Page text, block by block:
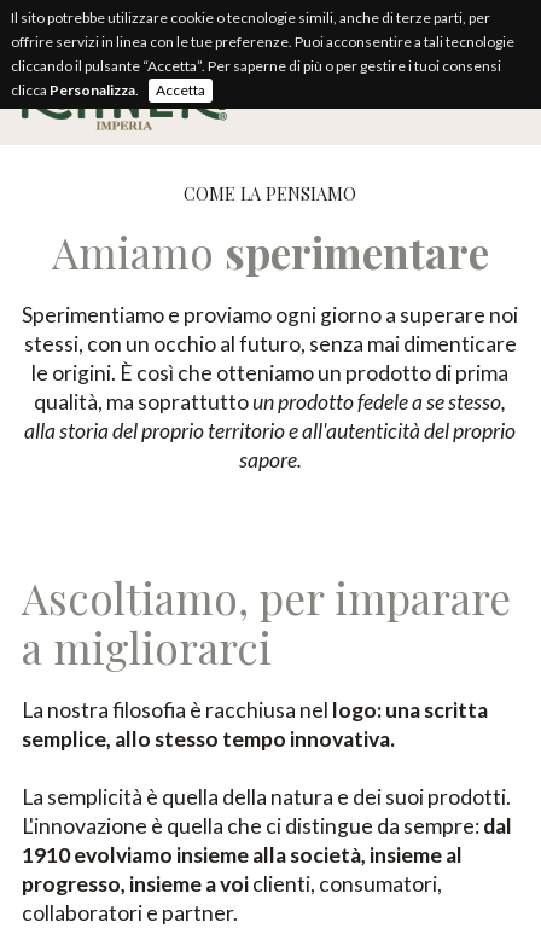
COME LA PENSIAMO
Amiamo sperimentare
Sperimentiamo e proviamo ogni giorno a superare noi
stessi, con un occhio al futuro, senza mai dimenticare
le origini. È così che otteniamo un prodotto di prima
qualità, ma soprattuttoun prodotto fedele a se stesso,
alla storia del proprio territorio e all'autenticità del proprio
sapore.
Ascoltiamo, per imparare
a migliorarci
La nostra filosofia è racchiusa nel logo: una scritta
semplice, allo stesso tempo innovativa.
La semplicità è quella della natura e dei suoi prodotti.
L'innovazione è quella che ci distingue da sempre:dal
1910 evolviamo insieme alla società, insieme al
progresso, insieme a voiclienti, consumatori,
collaboratori e partner.
Il sito potrebbe utilizzare cookie o tecnologie simili, anche di terze parti, per
offrire servizi in linea con le tue preferenze. Puoi acconsentire a tali tecnologie
cliccando il pulsante “Accetta”. Per saperne di più o per gestire i tuoi consensi
clicca Personalizza. Accetta